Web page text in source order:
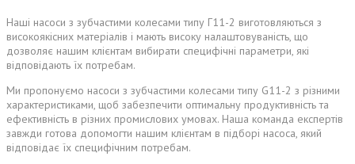
Наші насоси з зубчастими колесами типу Г11-2 виготовляються з
високоякісних матеріалів і мають високу налаштовуваність, що
дозволяє нашим клієнтам вибирати специфічні параметри, які
відповідають їх потребам.
Ми пропонуємо насоси з зубчастими колесами типу G11-2 з різними
характеристиками, щоб забезпечити оптимальну продуктивність та
ефективність в різних промислових умовах. Наша команда експертів
завжди готова допомогти нашим клієнтам в підборі насоса, який
відповідає їх специфічним потребам.